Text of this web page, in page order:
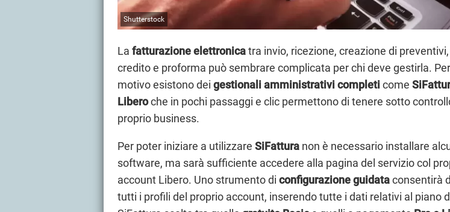
Shutterstock
La fatturazione elettronicatra invio, ricezione, creazione di
credito e proforma può sembrare complicata per chi deve gestirla.
motivo esistono dei gestionali amministrativi completicome
Liberoche in pochi passaggi e clic permettono di tenere sotto
proprio business.
Per poter iniziare a utilizzare SiFattura non è necessario installare
software, ma sarà sufficiente accedere alla pagina del servizio col
account Libero. Uno strumento di configurazione guidataconsentirà
tutti i profili del proprio account, inserendo tutte i dati relativi al piano